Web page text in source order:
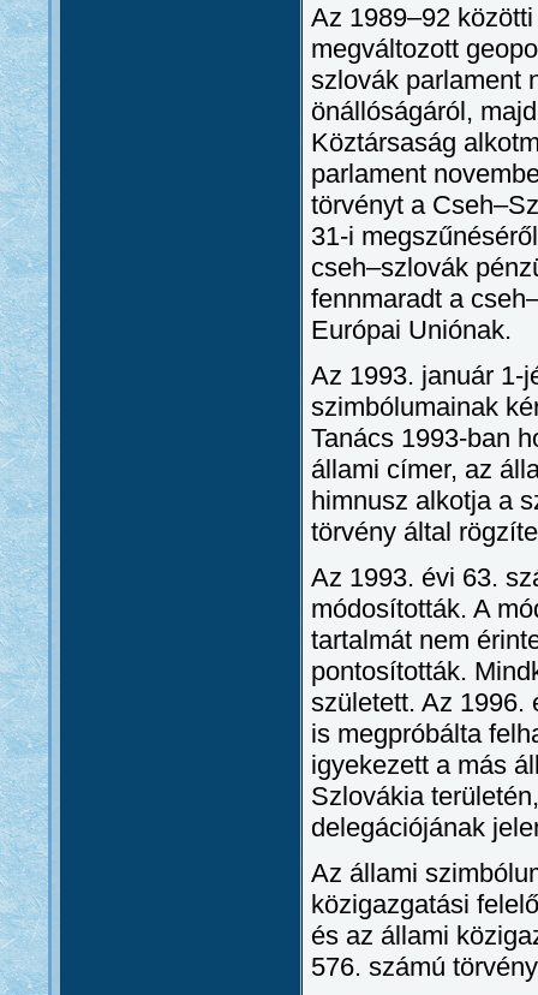
Az 1989–92
megváltozott
szlovák parlament
önállóságáról,
Köztársaság
parlament
törvényt a
31-i
cseh–szlovák
fennmaradt a
Európai Uniónak.
Az 1993. január 1-
szimbólumainak
Tanács 1993-ban
állami címer, az
himnusz alkotja a
törvény által
Az 1993. évi 63.
módosították. A
tartalmát nem
pontosították.
született. Az 1996.
is megpróbálta
igyekezett a más
Szlovákia
delegációjának
Az állami
közigazgatási
és az állami
576. számú